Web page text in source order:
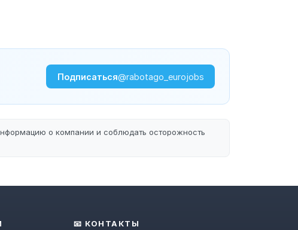
Подписаться@rabotago_eurojobs
о компании и соблюдать осторожность
📧 КОНТАКТЫ